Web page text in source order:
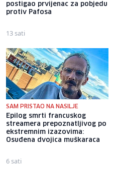
postigao prvijenac za pobjedu
protiv Pafosa
13 sati
SAM PRISTAO NA NASILJE
Epilog smrti francuskog
streamera prepoznatljivog po
ekstremnim izazovima:
Osuđena dvojica muškaraca
6 sati